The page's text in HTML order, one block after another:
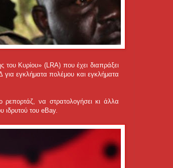
του Κυρίου» (LRA) που έχει διαπράξει
για εγκλήματα πολέμου και εγκλήματα
να στρατολογήσει κι άλλα
ιδρυτού του eBay.